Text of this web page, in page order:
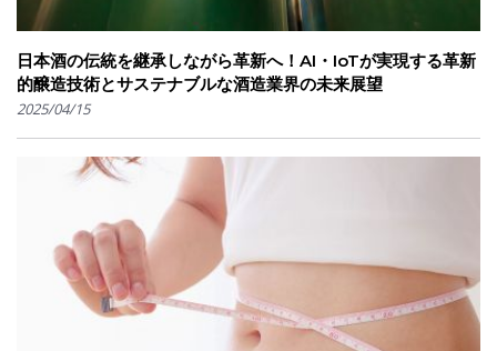
日本酒の伝統を継承しながら革新へ！AI・IoTが実現する革新
的醸造技術とサステナブルな酒造業界の未来展望
2025/04/15